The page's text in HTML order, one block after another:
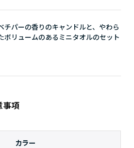
チパーの香りのキャンドルと、やわら
ボリュームのあるミニタオルのセット
事項
カラー